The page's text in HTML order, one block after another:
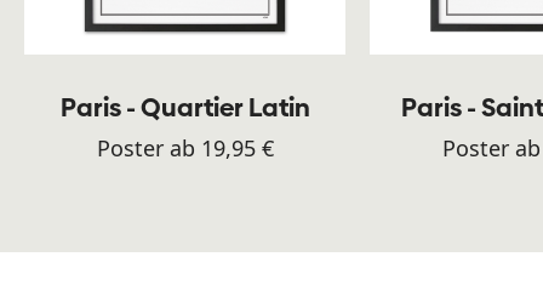
Paris - Quartier Latin
Poster ab 19,95 €
Paris -
Poster